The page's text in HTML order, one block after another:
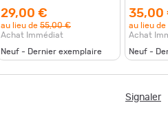
150Grs
29,00 €
au lieu de 55,00 €
Achat Immédiat
Neuf - Dernier exemplaire
35,00
au lieu de
Achat
Neuf -
Signaler